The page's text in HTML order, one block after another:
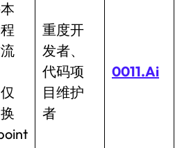
重度开
发者、
代码项
目维护
者
0011.Ai